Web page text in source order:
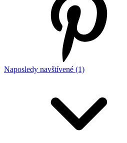
Naposledy navštívené (1)